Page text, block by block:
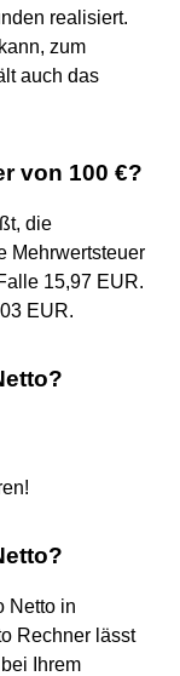
realisiert.
zum
auch das
von 100 €?
die
Mehrwertsteuer
15,97 EUR.
EUR.
Netto in
Rechner lässt
Ihrem